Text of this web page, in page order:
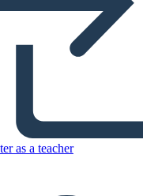
as a teacher